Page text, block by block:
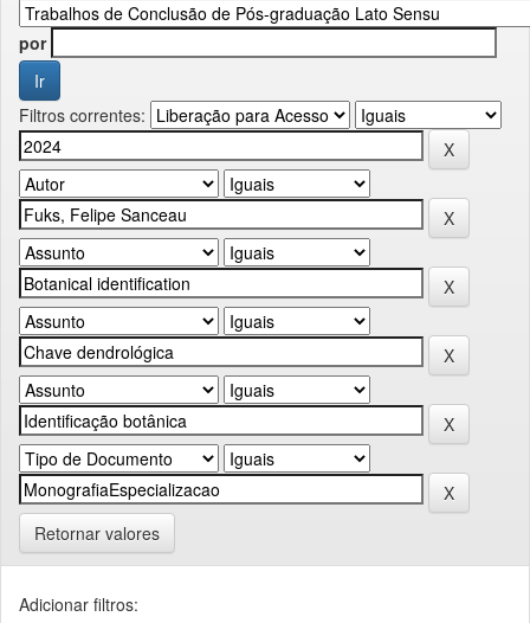
por
Filtros correntes:
Retornar valores
Adicionar filtros: